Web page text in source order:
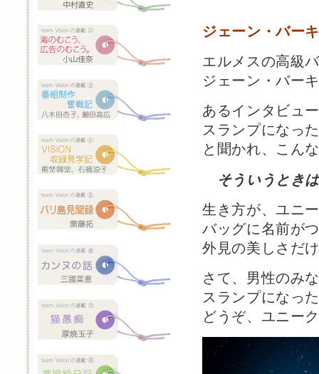
ジェーン・バー
エルメスの高級
ジェーン・バー
あるインタビュ
スランプになっ
と聞かれ、こん
そういうとき
生き方が、ユニ
バッグに名前が
外見の美しさだ
さて、男性のみ
スランプになっ
どうぞ、ユニー